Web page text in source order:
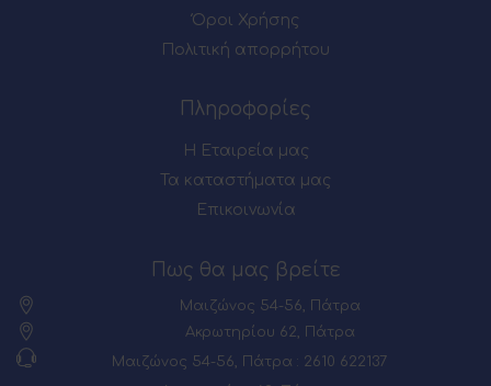
Όροι Χρήσης
Πολιτική απορρήτου
Πληροφορίες
Η Εταιρεία μας
Τα καταστήματα μας
Επικοινωνία
Πως θα μας βρείτε
Μαιζώνος 54-56, Πάτρα
Ακρωτηρίου 62, Πάτρα
Μαιζώνος 54-56, Πάτρα : 2610 622137